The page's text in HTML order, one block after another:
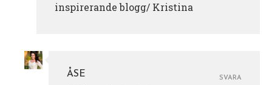
inspirerande blogg/ Kristina
ÅSE
SVARA